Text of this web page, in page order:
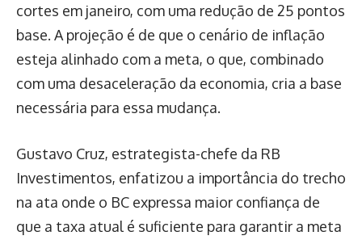
cortes em janeiro, com uma redução de 25 pontos
base. A projeção é de que o cenário de inflação
esteja alinhado com a meta, o que, combinado
com uma desaceleração da economia, cria a base
necessária para essa mudança.
Gustavo Cruz, estrategista-chefe da RB
Investimentos, enfatizou a importância do trecho
na ata onde o BC expressa maior confiança de
que a taxa atual é suficiente para garantir a meta